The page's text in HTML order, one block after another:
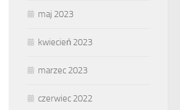
maj 2023
kwiecień 2023
marzec 2023
czerwiec 2022